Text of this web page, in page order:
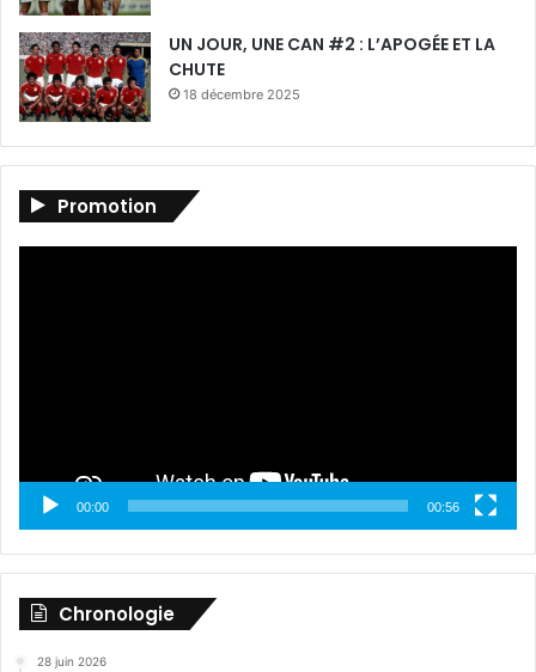
UN JOUR, UNE CAN #2 : L’APOGÉE ET LA
CHUTE
18 décembre 2025
Promotion
00:00 00:56
Chronologie
28 juin 2026